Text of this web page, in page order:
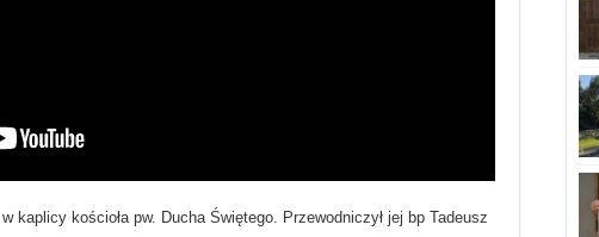
kaplicy kościoła pw. Ducha Świętego. Przewodniczył jej bp Tadeusz